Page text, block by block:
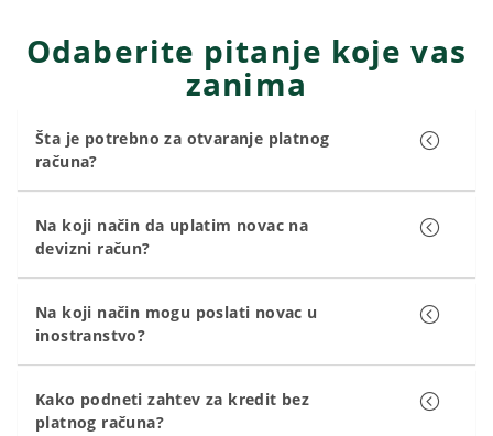
Odaberite pitanje koje vas
zanima
Šta je potrebno za otvaranje platnog
računa?
Na koji način da uplatim novac na
devizni račun?
Na koji način mogu poslati novac u
inostranstvo?
Kako podneti zahtev za kredit bez
platnog računa?